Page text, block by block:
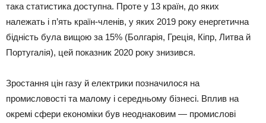
така статистика доступна. Проте у 13 країн, до яких
належать і п’ять країн-членів, у яких 2019 року енергетична
бідність була вищою за 15% (Болгарія, Греція, Кіпр, Литва й
Португалія), цей показник 2020 року знизився.
Зростання цін газу й електрики позначилося на
промисловості та малому і середньому бізнесі. Вплив на
окремі сфери економіки був неоднаковим — промислові